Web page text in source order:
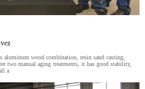
wood combination, resin sand casting,
two manual aging treatments, it has good stability,
a